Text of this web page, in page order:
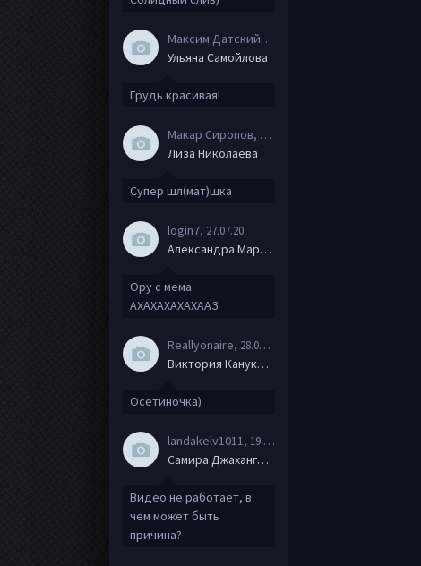
Максим Датский
, 15.08.20
Ульяна Самойлова
Грудь красивая!
Макар Сиропов, 08.08.20
Лиза Николаева
Супер шл(мат)шка
login7, 27.07.20
Александра Маркова
Ору с мема
АХАХАХАХАХААЗ
Reallyonaire, 28.06.20
Виктория Канукова
Осетиночка)
landakelv1011 , 19.06.20
Самира Джахангирова
Видео не работает, в
чем может быть
причина?